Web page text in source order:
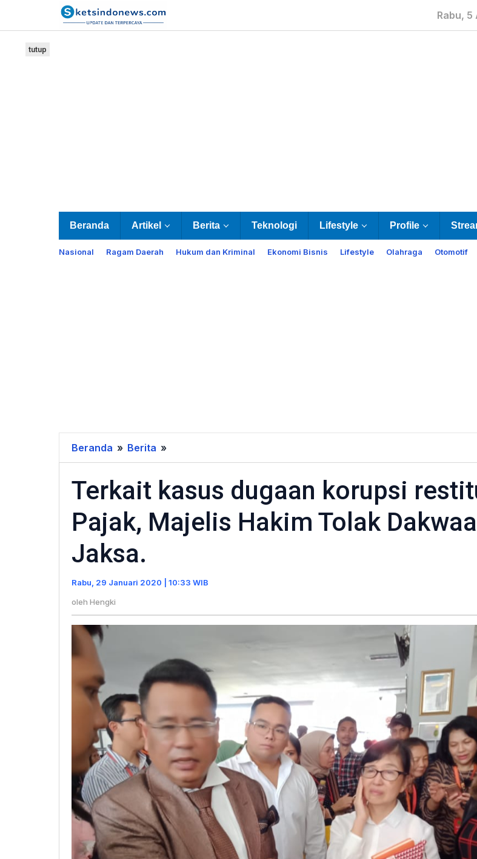
Rabu,
Beranda Artikel Berita Teknologi Lifestyle Profile
Nasional Ragam Daerah Hukum dan Kriminal Ekonomi Bisnis Lifestyle Olahraga Otomotif
tutup
Beranda » Berita »
kasus
korupsi
restitusi
Pajak,
Tolak
Jaksa.
Terkait kasus dugaan korupsi
Pajak, Majelis Hakim Tolak
Jaksa.
Rabu, 29 Januari 2020 | 10:33 WIB
oleh Hengki